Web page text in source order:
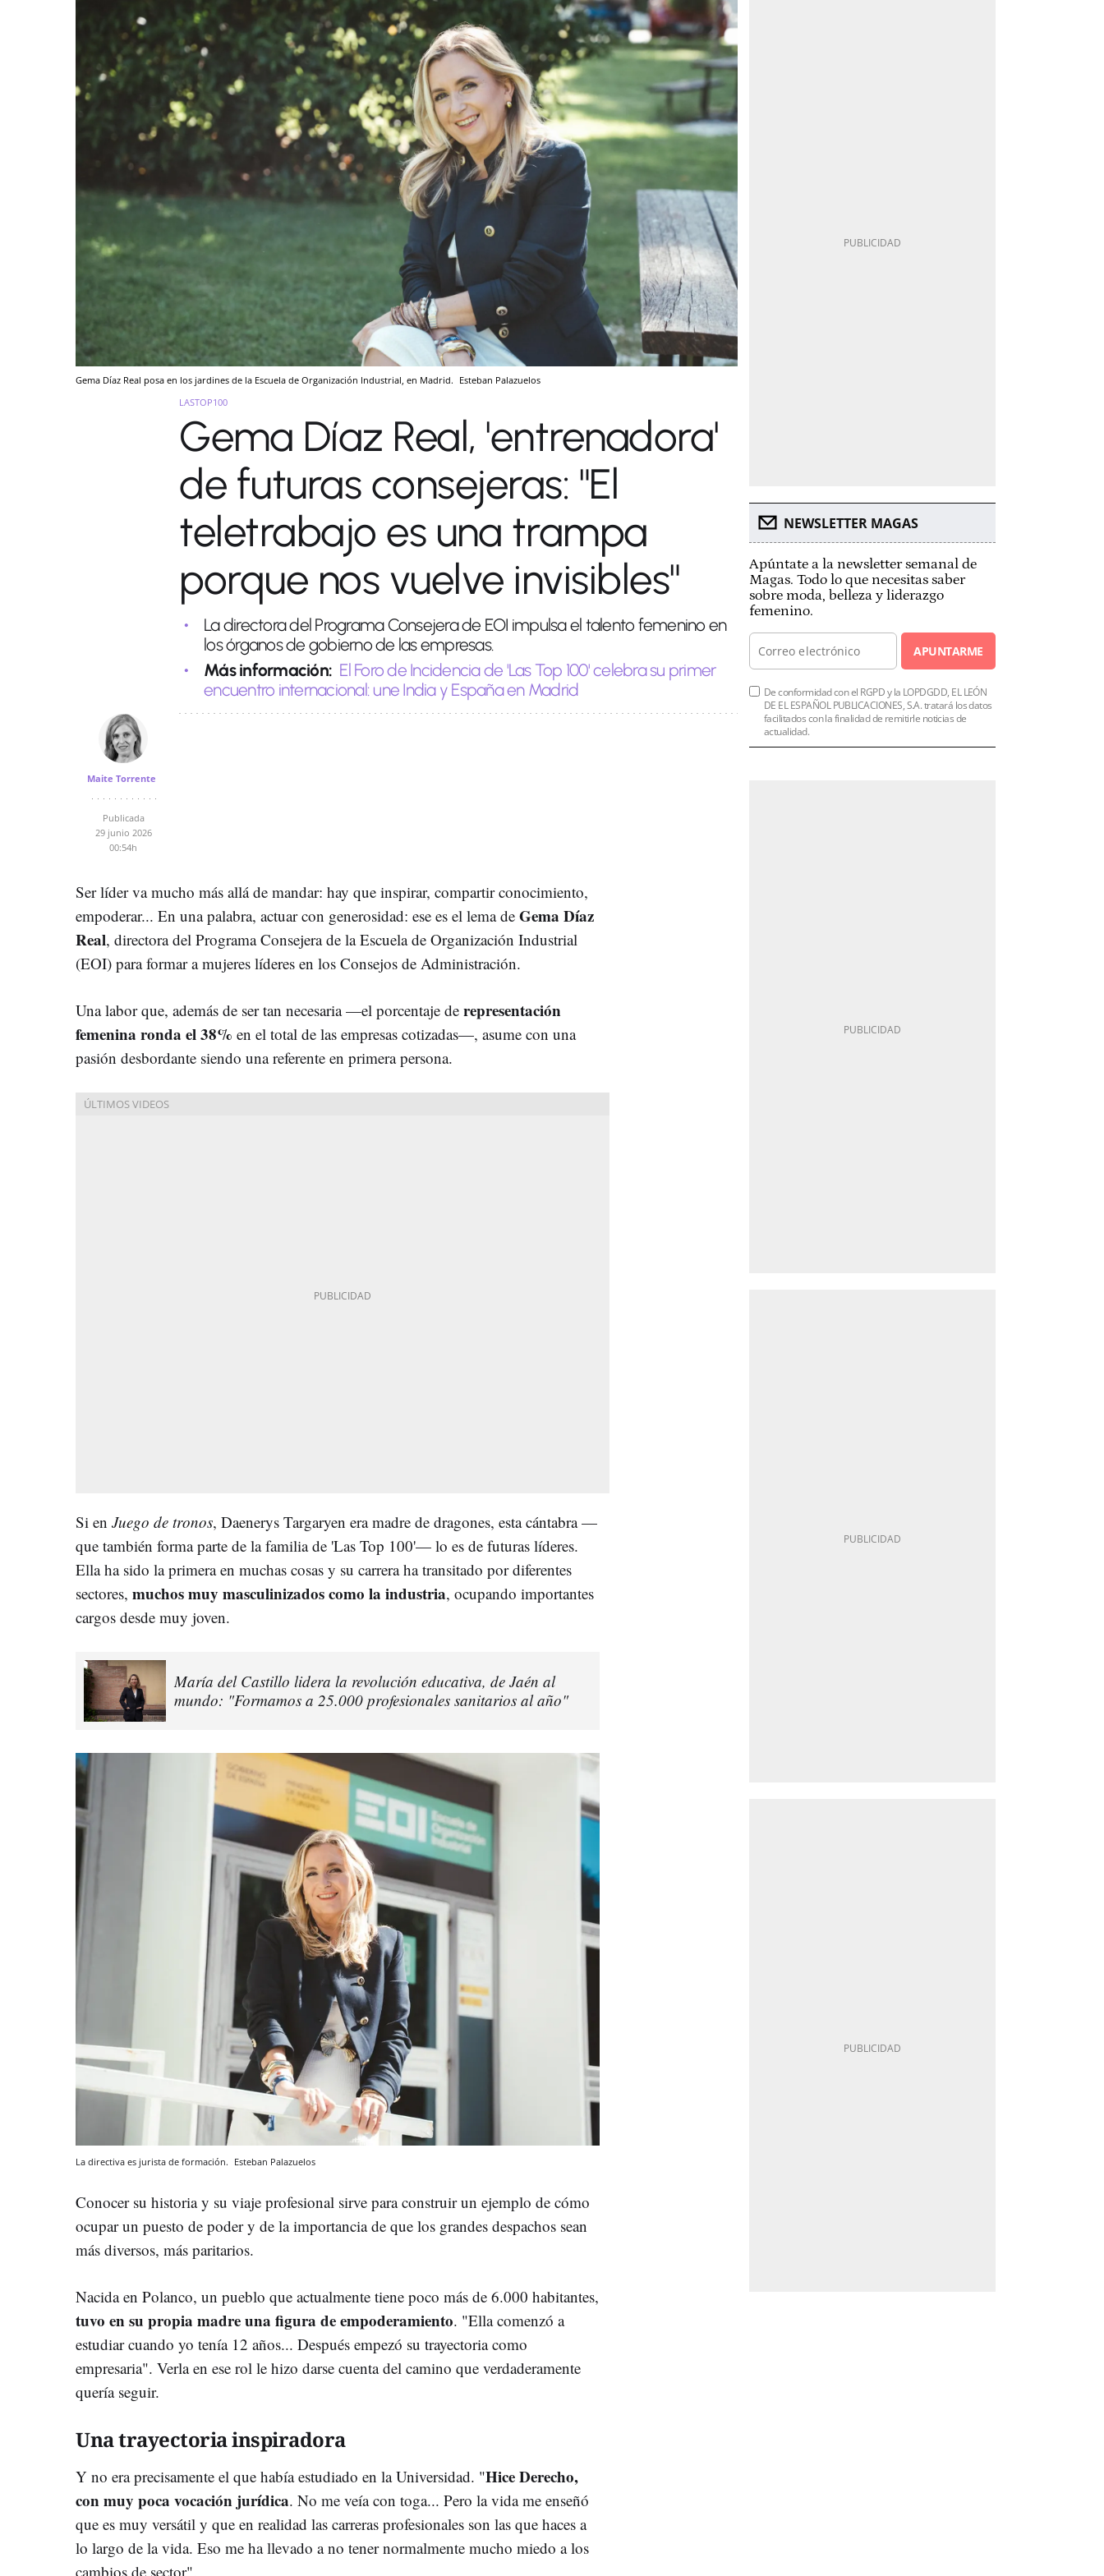
Gema Díaz Real posa en los jardines de la Escuela de Organización Industrial, en Madrid. Esteban Palazuelos
LASTOP100
Gema Díaz Real, 'entrenadora'
de futuras consejeras: "El
teletrabajo es una trampa
porque nos vuelve invisibles"
La directora del Programa Consejera de EOI impulsa el talento femenino en
los órganos de gobierno de las empresas.
Más información: El Foro de Incidencia de 'Las Top 100' celebra su primer
encuentro internacional: une India y España en Madrid
Maite Torrente
Publicada
29 junio 2026
00:54h
Ser líder va mucho más allá de mandar: hay que inspirar, compartir conocimiento,
empoderar... En una palabra, actuar con generosidad: ese es el lema de Gema Díaz
Real, directora del Programa Consejera de la Escuela de Organización Industrial
(EOI) para formar a mujeres líderes en los Consejos de Administración.
Una labor que, además de ser tan necesaria —el porcentaje de representación
femenina ronda el 38% en el total de las empresas cotizadas—, asume con una
pasión desbordante siendo una referente en primera persona.
Si en Juego de tronos, Daenerys Targaryen era madre de dragones, esta cántabra —
que también forma parte de la familia de 'Las Top 100'— lo es de futuras líderes.
Ella ha sido la primera en muchas cosas y su carrera ha transitado por diferentes
sectores, muchos muy masculinizados como la industria, ocupando importantes
cargos desde muy joven.
María del Castillo lidera la revolución educativa, de Jaén al
mundo: "Formamos a 25.000 profesionales sanitarios al año"
La directiva es jurista de formación. Esteban Palazuelos
Conocer su historia y su viaje profesional sirve para construir un ejemplo de cómo
ocupar un puesto de poder y de la importancia de que los grandes despachos sean
más diversos, más paritarios.
Nacida en Polanco, un pueblo que actualmente tiene poco más de 6.000 habitantes,
tuvo en su propia madre una figura de empoderamiento. "Ella comenzó a
estudiar cuando yo tenía 12 años... Después empezó su trayectoria como
empresaria". Verla en ese rol le hizo darse cuenta del camino que verdaderamente
quería seguir.
Una trayectoria inspiradora
Y no era precisamente el que había estudiado en la Universidad. "Hice Derecho,
con muy poca vocación jurídica. No me veía con toga... Pero la vida me enseñó
que es muy versátil y que en realidad las carreras profesionales son las que haces a
lo largo de la vida. Eso me ha llevado a no tener normalmente mucho miedo a los
cambios de sector".
NEWSLETTER MAGAS
Apúntate a la newsletter semanal de
Magas. Todo lo que necesitas saber
sobre moda, belleza y liderazgo
femenino.
APUNTARME
De conformidad con el RGPD y la LOPDGDD, EL LEÓN
DE EL ESPAÑOL PUBLICACIONES, S.A. tratará los datos
facilitados con la finalidad de remitirle noticias de
actualidad.